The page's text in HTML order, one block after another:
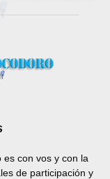
con vos y con la
de participación y